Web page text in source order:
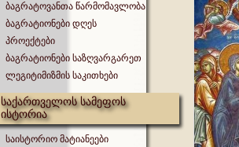
ბაგრატოვანთა წარმომავლობა
ბაგრატიონები დღეს
პროექტები
ბაგრატიონები საზღვარგარეთ
ლეგიტიმიზმის საკითხები
საქართველოს სამეფოს
ისტორია
საისტორიო მატიანეები